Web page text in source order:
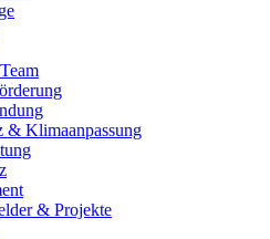
& Klimaanpassung
& Projekte